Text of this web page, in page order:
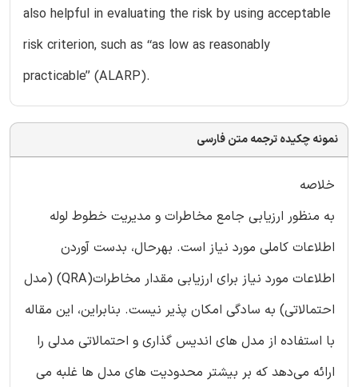
also helpful in evaluating the risk by using acceptable
risk criterion, such as ‘‘as low as reasonably
practicable’’ (ALARP).
نمونه چکیده ترجمه متن فارسی
خلاصه
به منظور ارزیابی جامع مخاطرات و مدیریت خطوط لوله
اطلاعات کاملی مورد نیاز است. بهرحال، بدست آوردن
اطلاعات مورد نیاز برای ارزیابی مقدار مخاطرات(QRA) (مدل
احتمالاتی) به سادگی امکان پذیر نیست. بنابراین، این مقاله
با استفاده از مدل های اندیس گذاری و احتمالاتی مدلی را
ارائه می‌دهد که بر بیشتر محدودیت های مدل ها غلبه می